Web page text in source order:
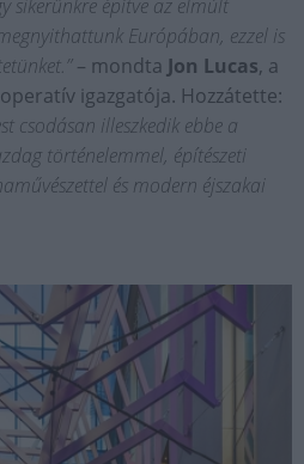
sikerünkre építve az elmúlt
Európában, ezzel is
– mondta Jon Lucas, a
igazgatója. Hozzátette:
csodásan illeszkedik ebbe a
történelemmel, építészeti
és modern éjszakai